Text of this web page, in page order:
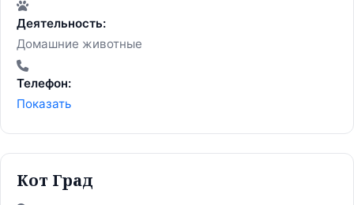
Деятельность:
Домашние животные
Телефон:
Показать
Кот Град